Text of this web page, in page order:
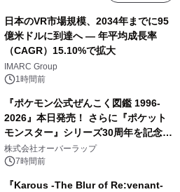
日本のVR市場規模、2034年までに95
億米ドルに到達へ ― 年平均成長率
（CAGR）15.10%で拡大
IMARC Group
1時間前
『ポケモン公式ぜんこく図鑑 1996-
2026』本日発売！ さらに『ポケット
モンスター』シリーズ30周年を記念し
た画集『ポケットモンスター ビジュア
ルアートブック』の発売決定！ 2026
株式会社オーバーラップ
7時間前
『Karous -The Blur of Re:venant-